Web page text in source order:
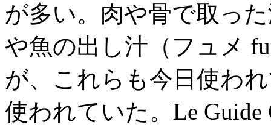
が多い。肉や骨で取っ
や魚の出し汁（フュメ
が、これらも今日使わ
使われていた。Le